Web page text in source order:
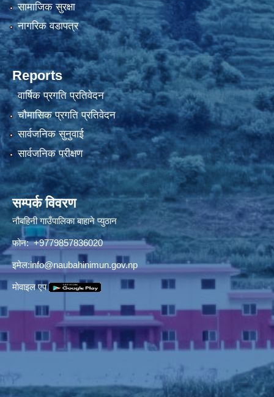
सामाजिक सुरक्षा
नागरिक वडापत्र
Reports
वार्षिक प्रगति प्रतिवेदन
चौमासिक प्रगति प्रतिवेदन
सार्वजनिक सुनुवाई
सार्वजनिक परीक्षण
सम्पर्क विवरण
नौबहिनी गाउँपालिका बाहाने प्युठान
फोन: +9779857836020
इमेल:info@naubahinimun.gov.np
माेवाइल एप